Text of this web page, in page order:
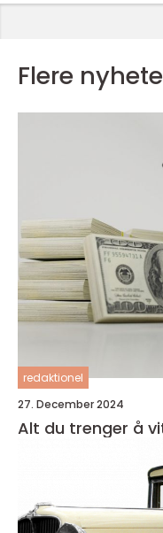
Flere
redaktionel
27. December 2024
Alt du trenger å